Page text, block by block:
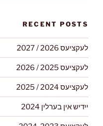
RECENT POSTS
לעקציעס 2026 / 2027
לעקציעס 2025 / 2026
לעקציעס 2024 / 2025
ייִדיש אין בערלין 2024